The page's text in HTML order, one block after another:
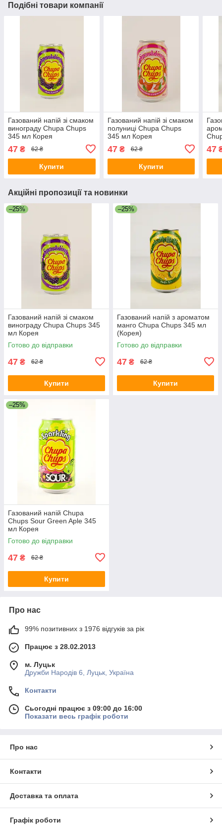
Подібні товари компанії
Газований напій зі смаком
винограду Chupa Chups
345 мл Корея
47 ₴ 62 ₴
Купити
Газований напій зі смаком
полуниці Chupa Chups
345 мл Корея
47₴ 62 ₴
Купити
47
Акційні пропозиції та новинки
–25%
Газований напій зі смаком
винограду Chupa Chups 345
мл Корея
Готово до відправки
47 ₴ 62 ₴
Купити
–25%
Газований напій з ароматом
манго Chupa Chups 345 мл
(Корея)
Готово до відправки
47 ₴ 62 ₴
Купити
–25%
Газований напій Chupa
Chups Sour Green Aple 345
мл Корея
Готово до відправки
47 ₴ 62 ₴
Купити
Про нас
99% позитивних з 1976 відгуків за рік
Працює з 28.02.2013
м. Луцьк
Дружби Народів 6, Луцьк, Україна
Контакти
Сьогодні працює з 09:00 до 16:00
Показати весь графік роботи
Про нас
Контакти
Доставка та оплата
Графік роботи